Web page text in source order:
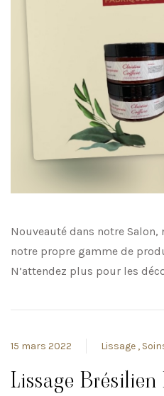
Nouveauté dans notre
notre propre gamme de
N’attendez plus pour les
15 mars 2022 Lissage
Lissage